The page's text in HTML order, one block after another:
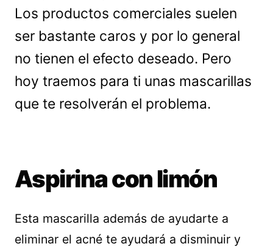
Los productos comerciales suelen
ser bastante caros y por lo general
no tienen el efecto deseado. Pero
hoy traemos para ti unas mascarillas
que te resolverán el problema.
Aspirina con limón
Esta mascarilla además de ayudarte a
eliminar el acné te ayudará a disminuir y